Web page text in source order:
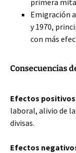
primera
Emigración
y 1970,
con más
Consecuencias
Efectos
laboral, alivio de
divisas.
Efectos